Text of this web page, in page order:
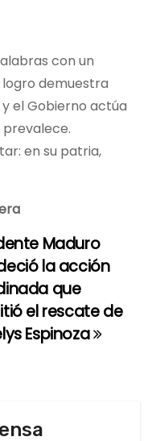
con un
logro demuestra
el Gobierno actúa
en su patria,
Maduro
la acción
que
el rescate de
Espinoza